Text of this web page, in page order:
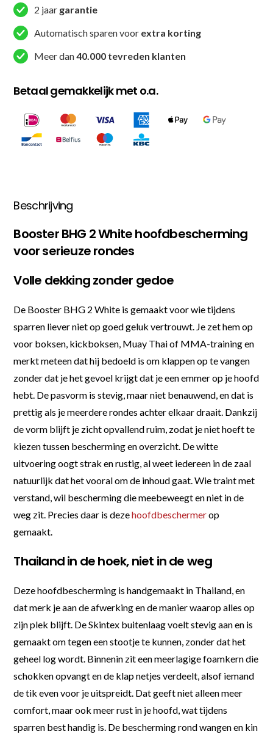
aantal2 jaar garantie
Automatisch sparen voor extra korting
Meer dan40.000 tevreden klanten
Betaal gemakkelijk met o.a.
Beschrijving
Booster BHG 2 White hoofdbescherming
voor serieuze rondes
Volle dekking zonder gedoe
De Booster BHG 2 White is gemaakt voor wie tijdens
sparren liever niet op goed geluk vertrouwt. Je zet hem op
voor boksen, kickboksen, Muay Thai of MMA-training en
merkt meteen dat hij bedoeld is om klappen op te vangen
zonder dat je het gevoel krijgt dat je een emmer op je hoofd
hebt. De pasvorm is stevig, maar niet benauwend, en dat is
prettig als je meerdere rondes achter elkaar draait. Dankzij
de vorm blijft je zicht opvallend ruim, zodat je niet hoeft te
kiezen tussen bescherming en overzicht. De witte
uitvoering oogt strak en rustig, al weet iedereen in de zaal
natuurlijk dat het vooral om de inhoud gaat. Wie traint met
verstand, wil bescherming die meebeweegt en niet in de
weg zit. Precies daar is dezehoofdbeschermerop
gemaakt.
Thailand in de hoek, niet in de weg
Deze hoofdbescherming is handgemaakt in Thailand, en
dat merk je aan de afwerking en de manier waarop alles op
zijn plek blijft. De Skintex buitenlaag voelt stevig aan en is
gemaakt om tegen een stootje te kunnen, zonder dat het
geheel log wordt. Binnenin zit een meerlagige foamkern die
schokken opvangt en de klap netjes verdeelt, alsof iemand
de tik even voor je uitspreidt. Dat geeft niet alleen meer
comfort, maar ook meer rust in je hoofd, wat tijdens
sparren best handig is. De bescherming rond wangen en kin